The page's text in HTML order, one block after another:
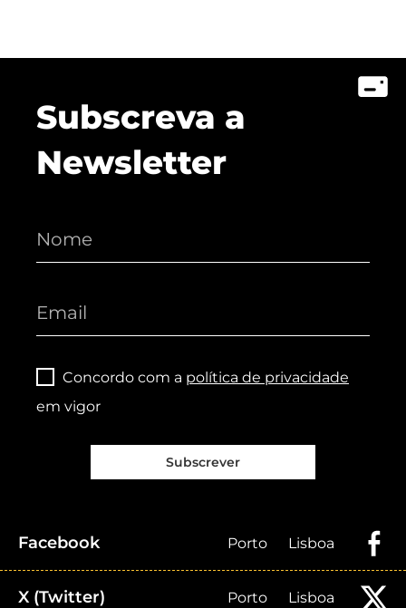
Subscreva a
Newsletter
Concordo com a política de privacidade
em vigor
Subscrever
Facebook Porto Lisboa
X (Twitter) Porto Lisboa